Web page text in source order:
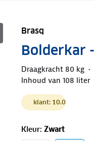
Brasq
Bolderkar
Draagkracht 80 kg
Inhoud van 108 liter
klant: 10.0
Kleur: Zwart